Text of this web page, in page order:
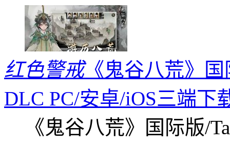
红色警戒《鬼谷八荒》国
DLC PC/安卓/iOS三端下
《鬼谷八荒》国际版/